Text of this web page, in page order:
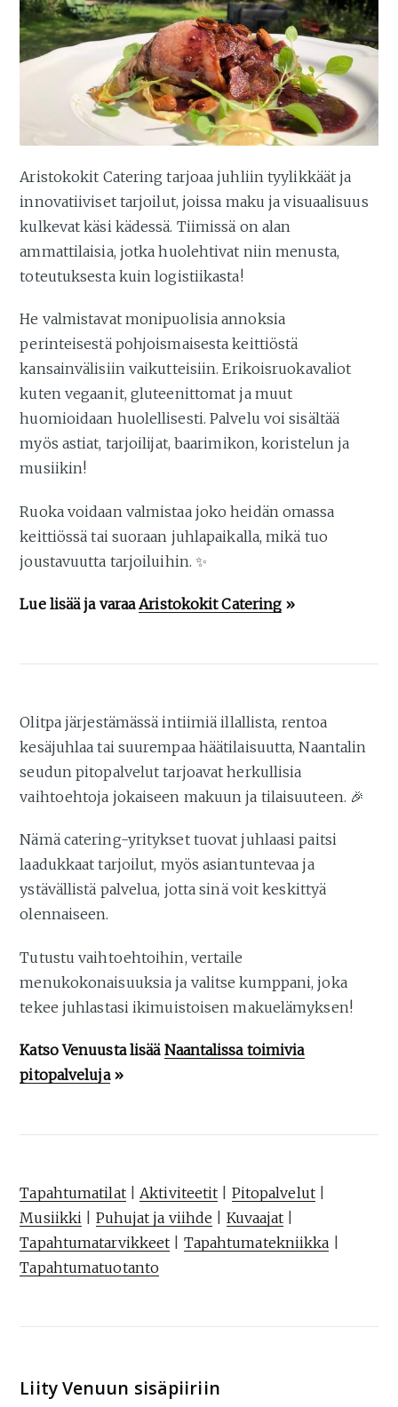
Aristokokit Catering tarjoaa juhliin tyylikkäät ja
innovatiiviset tarjoilut, joissa maku ja visuaalisuus
kulkevat käsi kädessä. Tiimissä on alan
ammattilaisia, jotka huolehtivat niin menusta,
toteutuksesta kuin logistiikasta!
He valmistavat monipuolisia annoksia
perinteisestä pohjoismaisesta keittiöstä
kansainvälisiin vaikutteisiin. Erikoisruokavaliot
kuten vegaanit, gluteenittomat ja muut
huomioidaan huolellisesti. Palvelu voi sisältää
myös astiat, tarjoilijat, baarimikon, koristelun ja
musiikin!
Ruoka voidaan valmistaa joko heidän omassa
keittiössä tai suoraan juhlapaikalla, mikä tuo
joustavuutta tarjoiluihin. ✨
Lue lisää ja varaaAristokokit Catering »
Olitpa järjestämässä intiimiä illallista, rentoa
kesäjuhlaa tai suurempaa häätilaisuutta, Naantalin
seudun pitopalvelut tarjoavat herkullisia
vaihtoehtoja jokaiseen makuun ja tilaisuuteen. 🎉
Nämä catering-yritykset tuovat juhlaasi paitsi
laadukkaat tarjoilut, myös asiantuntevaa ja
ystävällistä palvelua, jotta sinä voit keskittyä
olennaiseen.
Tutustu vaihtoehtoihin, vertaile
menukokonaisuuksia ja valitse kumppani, joka
tekee juhlastasi ikimuistoisen makuelämyksen!
Katso Venuusta lisää Naantalissa toimivia
pitopalveluja»
Tapahtumatilat|Aktiviteetit Pitopalvelut|
Musiikki
Puhujat ja viihde Kuvaajat
Tapahtumatarvikkeet
Tapahtumatekniikka
Tapahtumatuotanto
Liity Venuun sisäpiiriin